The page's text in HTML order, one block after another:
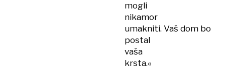
mogli
nikamor
umakniti. Vaš dom bo
postal
vaša
krsta.«